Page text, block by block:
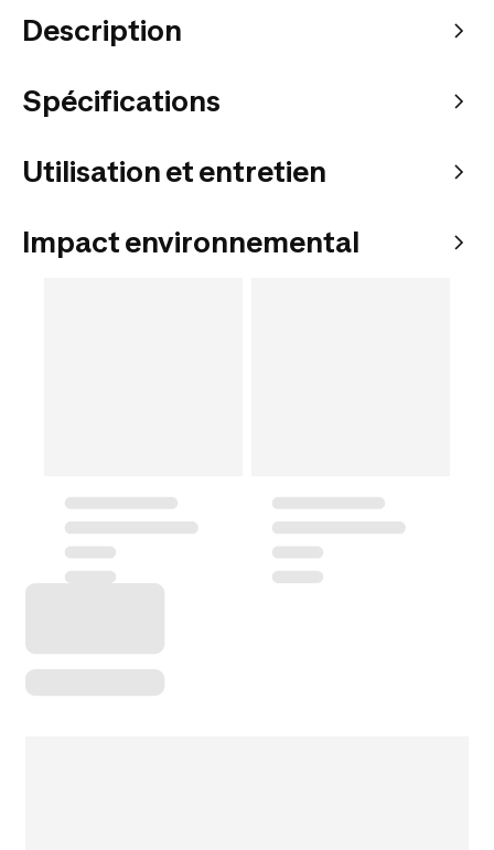
Description
Spécifications
Utilisation et entretien
Impact environnemental